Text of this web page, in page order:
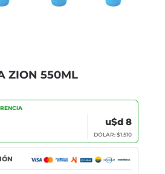
ZION 550ML
u$d 8
DÓLAR: $1.510